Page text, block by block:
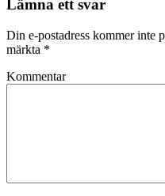
Lämna ett svar
Din e-postadress kommer inte
märkta *
Kommentar